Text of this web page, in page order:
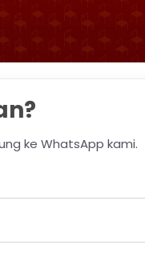
ke WhatsApp kami.